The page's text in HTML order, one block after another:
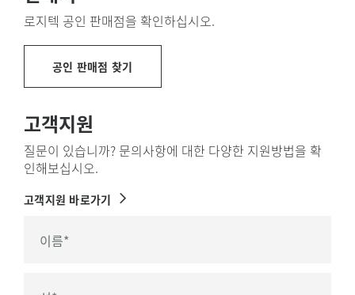
로지텍 공인 판매점을 확인하십시오.
공인 판매점 찾기
고객지원
질문이 있습니까? 문의사항에 대한 다양한 지원방법을 확
인해보십시오.
고객지원 바로가기
이름*